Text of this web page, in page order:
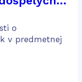
o
v predmetnej